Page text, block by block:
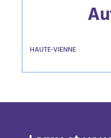
HAUTE-VIENNE